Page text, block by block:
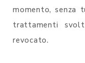
momento, senza
trattamenti
revocato.